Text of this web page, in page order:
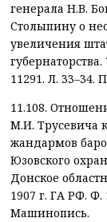
генерала Н.В.
Столыпину о
увеличения
11291. Л.
11.108.
М.И. Трусевича
жандармов
Юзовского
Донское
1907 г. ГА РФ. Ф.
Машинопись.